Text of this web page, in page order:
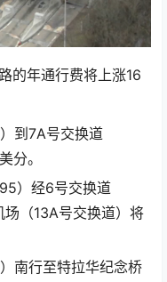
的年通行费将上涨16
到7A号交换道
分。
）经6号交换道
场（13A号交换道）将
南行至特拉华纪念桥